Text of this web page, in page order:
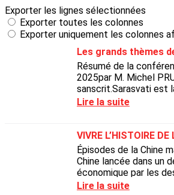
Exporter les lignes sélectionnées
Exporter toutes les colonnes
Exporter uniquement les colonnes
Résumé de la
2025par M. Michel
sanscrit.Sarasvati est
(musique, littérature,
Lire la suite
Épisodes de la Chine
Chine lancée dans un
économique par les
personnages de
Lire la suite